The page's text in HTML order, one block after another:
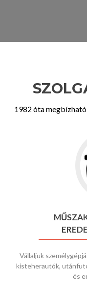
1982 óta
Vállaljuk
kisteherautók,
és